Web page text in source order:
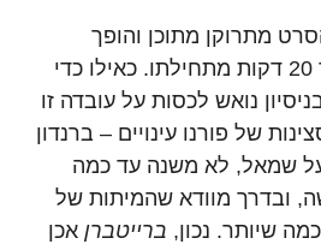
מתרוקן מתוכן והופך
למשמים לחלוטין בערך 20 דקות מתחילתו. כאילו כדי
נואש לכסות על עובדה זו
של פורנו עינויים – ברנדון
שמאל, לא משנה עד כמה
ובדרך מוודא שהמיתות של
כמה שיותר. נכון, ברייטברן אכן